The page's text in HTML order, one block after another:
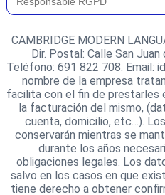
CAMBRIDGE MODERN
Dir. Postal: Calle San Juan
Teléfono: 691 822 708. Email:
nombre de la empresa
facilita con el fin de prestarles
la facturación del mismo,
cuenta, domicilio, etc…).
conservarán mientras se
durante los años
obligaciones legales. Los
salvo en los casos en que
tiene derecho a obtener